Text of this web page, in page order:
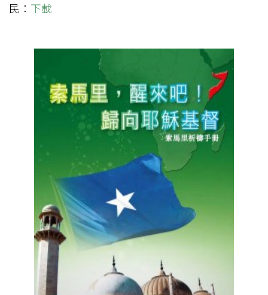
民： 下載